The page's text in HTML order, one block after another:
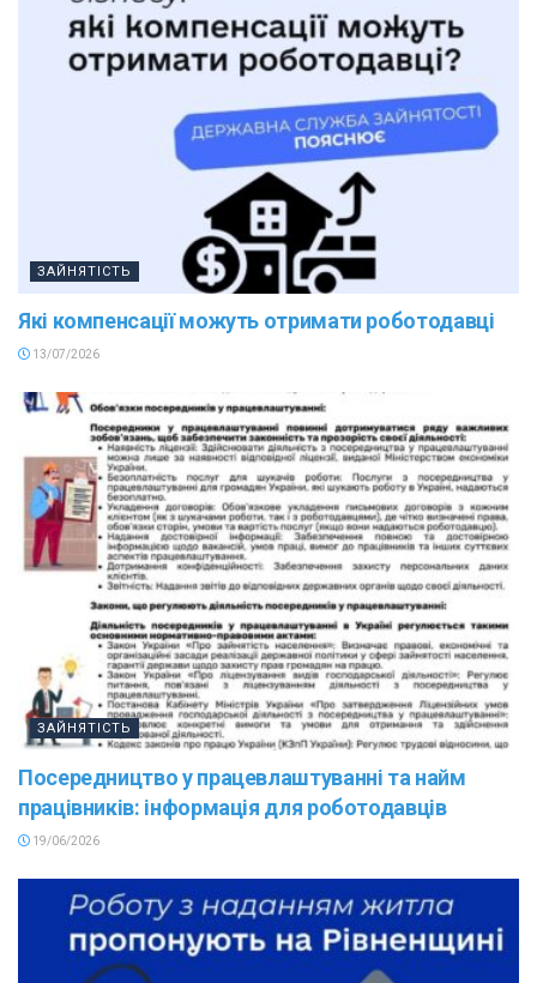
ЗАЙНЯТІСТЬ
Які компенсації можуть отримати роботодавці
13/07/2026
ЗАЙНЯТІСТЬ
Посередництво у працевлаштуванні та найм
працівників: інформація для роботодавців
19/06/2026